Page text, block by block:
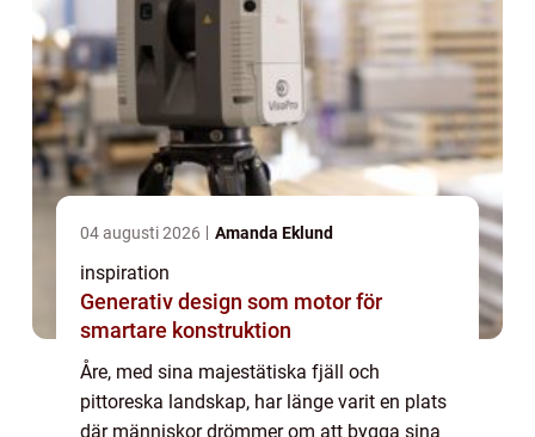
04 augusti 2026 Amanda Eklund
inspiration
Generativ design som motor för
smartare konstruktion
Åre, med sina majestätiska fjäll och
pittoreska landskap, har länge varit en plats
där människor drömmer om att bygga sina